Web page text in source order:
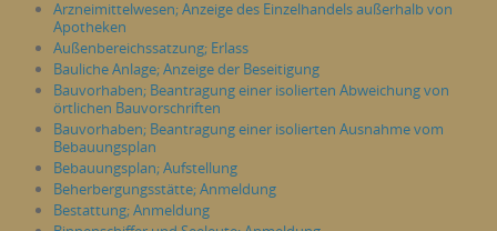
Arzneimittelwesen; Anzeige des Einzelhandels außerhalb von
Apotheken
Außenbereichssatzung; Erlass
Bauliche Anlage; Anzeige der Beseitigung
Bauvorhaben; Beantragung einer isolierten Abweichung von
örtlichen Bauvorschriften
Bauvorhaben; Beantragung einer isolierten Ausnahme vom
Bebauungsplan
Bebauungsplan; Aufstellung
Beherbergungsstätte; Anmeldung
Bestattung; Anmeldung